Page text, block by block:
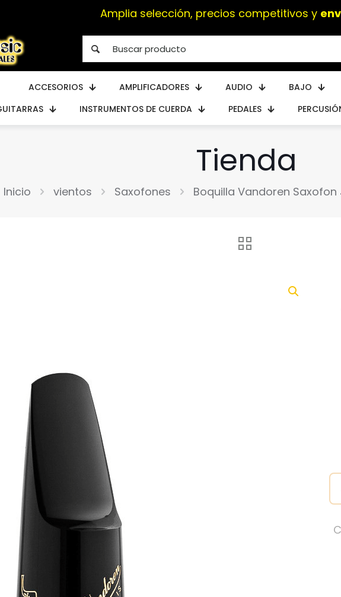
Amplia selección, precios competitivos y
ACCESORIOS AMPLIFICADORES AUDIO BAJO
INSTRUMENTOS DE CUERDA PEDALES
Tienda
Inicio vientos Saxofones Boquilla Vandoren Saxofon